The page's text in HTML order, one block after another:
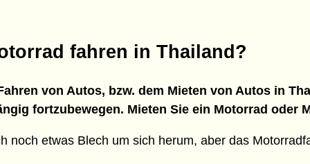
fahren in Thailand?
von Autos, bzw. dem Mieten von Autos in
fortzubewegen. Mieten Sie ein Motorrad oder
noch etwas Blech um sich herum, aber das